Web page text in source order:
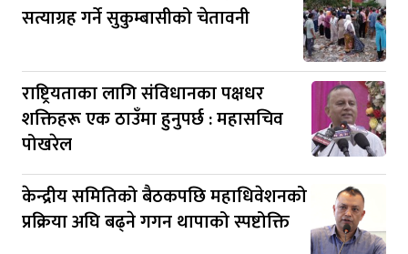
सत्याग्रह गर्ने सुकुम्बासीको चेतावनी
राष्ट्रियताका लागि संविधानका पक्षधर
शक्तिहरू एक ठाउँमा हुनुपर्छ : महासचिव
पोखरेल
केन्द्रीय समितिको बैठकपछि महाधिवेशनको
प्रक्रिया अघि बढ्ने गगन थापाको स्पष्टोक्ति